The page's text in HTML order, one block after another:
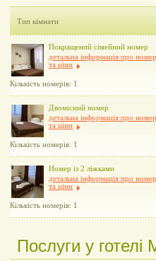
Тип кімнати
Покращений сімейний номер
детальна інформація про номер
та ціни
Кількість номерів: 1
Двомісний номер
детальна інформація про номер
та ціни
Кількість номерів: 1
Номер із 2 ліжками
детальна інформація про номер
та ціни
Кількість номерів: 1
Послуги у